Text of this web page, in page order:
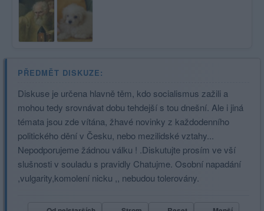
PŘEDMĚT DISKUZE:
Diskuse je určena hlavně těm, kdo socialismus zažili a
mohou tedy srovnávat dobu tehdejší s tou dnešní. Ale i jiná
témata jsou zde vítána, žhavé novinky z každodenního
politického dění v Česku, nebo mezilidské vztahy...
Nepodporujeme žádnou válku ! .Diskutujte prosím ve vší
slušnosti v souladu s pravidly Chatujme. Osobní napadání
,vulgarity,komolení nicku ,, nebudou tolerovány.